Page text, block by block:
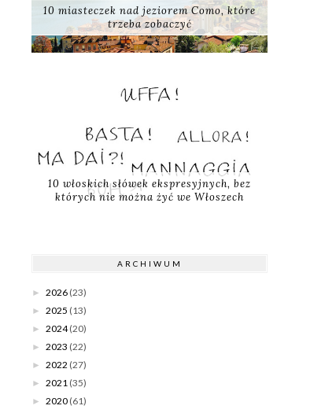
10 miasteczek nad jeziorem Como, które
trzeba zobaczyć
10 włoskich słówek ekspresyjnych, bez
których nie można żyć we Włoszech
ARCHIWUM
► 2026 (23)
► 2025 (13)
► 2024 (20)
► 2023 (22)
► 2022 (27)
► 2021 (35)
► 2020 (61)